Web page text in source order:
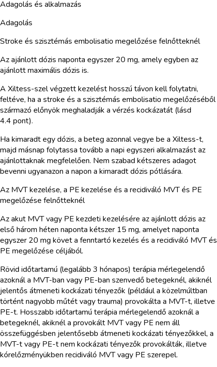
Adagolás és alkalmazás
Adagolás
Stroke és szisztémás embolisatio megelőzése felnőtteknél
Az ajánlott dózis naponta egyszer 20 mg, amely egyben az
ajánlott maximális dózis is.
A Xiltess-szel végzett kezelést hosszú távon kell folytatni,
feltéve, ha a stroke és a szisztémás embolisatio megelőzéséből
származó előnyök meghaladják a vérzés kockázatát (lásd
4.4 pont).
Ha kimaradt egy dózis, a beteg azonnal vegye be a Xiltess-t,
majd másnap folytassa tovább a napi egyszeri alkalmazást az
ajánlottaknak megfelelően. Nem szabad kétszeres adagot
bevenni ugyanazon a napon a kimaradt dózis pótlására.
Az MVT kezelése, a PE kezelése és a recidiváló MVT és PE
megelőzése felnőtteknél
Az akut MVT vagy PE kezdeti kezelésére az ajánlott dózis az
első három héten naponta kétszer 15 mg, amelyet naponta
egyszer 20 mg követ a fenntartó kezelés és a recidiváló MVT és
PE megelőzése céljából.
Rövid időtartamú (legalább 3 hónapos) terápia mérlegelendő
azoknál a MVT-ban vagy PE-ban szenvedő betegeknél, akiknél
jelentős átmeneti kockázati tényezők (például a közelmúltban
történt nagyobb műtét vagy trauma) provokálta a MVT-t, illetve
PE-t. Hosszabb időtartamú terápia mérlegelendő azoknál a
betegeknél, akiknél a provokált MVT vagy PE nem áll
összefüggésben jelentősebb átmeneti kockázati tényezőkkel, a
MVT-t vagy PE-t nem kockázati tényezők provokálták, illetve
kórelőzményükben recidiváló MVT vagy PE szerepel.